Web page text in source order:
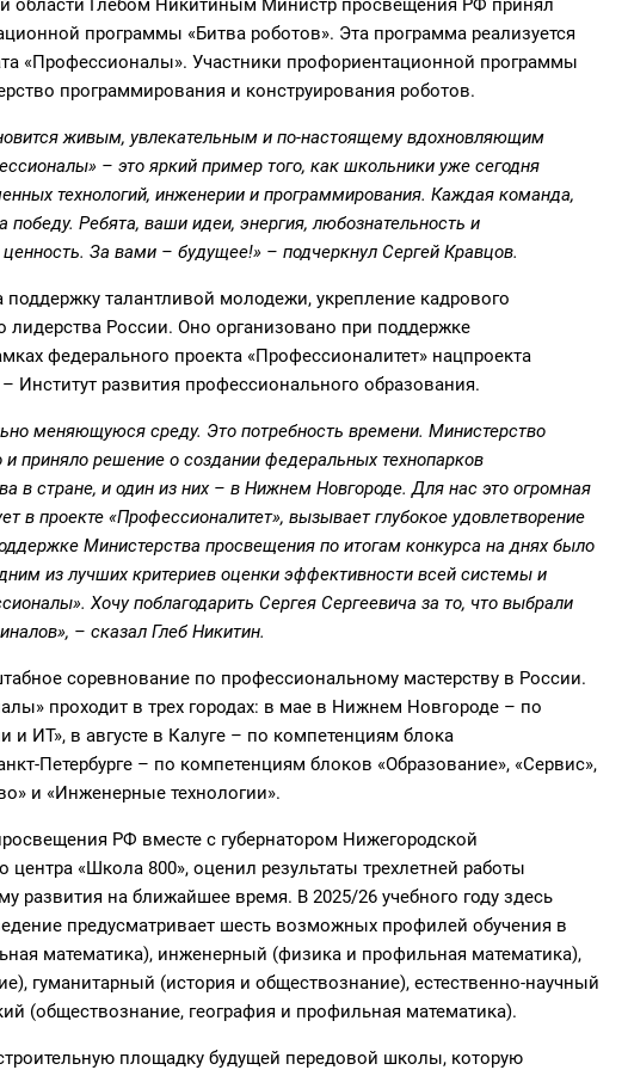
области Глебом Никитиным Министр просвещения РФ принял
программы «Битва роботов». Эта программа реализуется
«Профессионалы». Участники профориентационной программы
программирования и конструирования роботов.
живым, увлекательным и по-настоящему вдохновляющим
– это яркий пример того, как школьники уже сегодня
технологий, инженерии и программирования. Каждая команда,
победу. Ребята, ваши идеи, энергия, любознательность и
За вами – будущее!» – подчеркнул Сергей Кравцов.
талантливой молодежи, укрепление кадрового
лидерства России. Оно организовано при поддержке
федерального проекта «Профессионалитет» нацпроекта
развития профессионального образования.
меняющуюся среду. Это потребность времени. Министерство
приняло решение о создании федеральных технопарков
в стране, и один из них – в Нижнем Новгороде. Для нас это огромная
в проекте «Профессионалитет», вызывает глубокое удовлетворение
Министерства просвещения по итогам конкурса на днях было
из лучших критериев оценки эффективности всей системы и
Хочу поблагодарить Сергея Сергеевича за то, что выбрали
– сказал Глеб Никитин.
соревнование по профессиональному мастерству в России.
проходит в трех городах: в мае в Нижнем Новгороде – по
ИТ», в августе в Калуге – по компетенциям блока
Петербурге – по компетенциям блоков «Образование», «Сервис»,
и «Инженерные технологии».
РФ вместе с губернатором Нижегородской
центра «Школа 800», оценил результаты трехлетней работы
развития на ближайшее время. В 2025/26 учебного году здесь
предусматривает шесть возможных профилей обучения в
математика), инженерный (физика и профильная математика),
гуманитарный (история и обществознание), естественно-научный
(обществознание, география и профильная математика).
площадку будущей передовой школы, которую